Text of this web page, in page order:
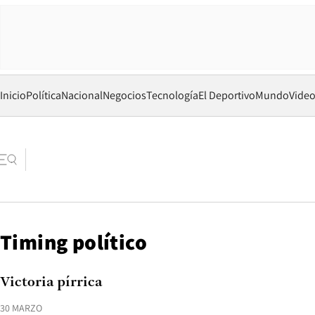
InicioPolíticaNacionalNegociosTecnologíaEl DeportivoMundo
Timing político
30 MARZO
Victoria pírrica